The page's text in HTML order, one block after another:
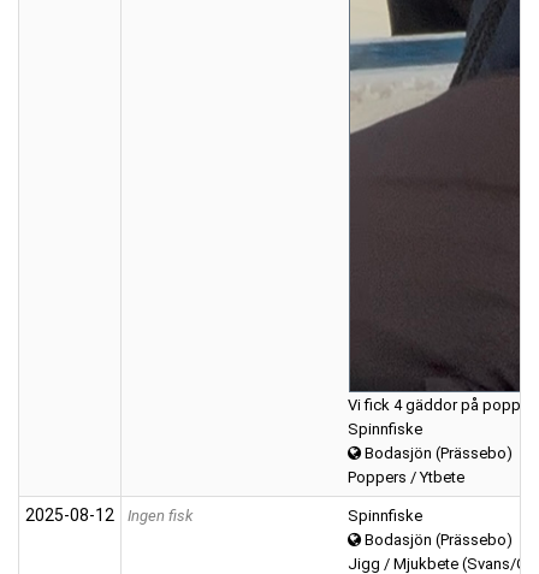
Vi fick 4 gäddor på popper
Spinnfiske
Bodasjön (Prässebo)
Poppers / Ytbete
2025‑08‑12 Ingen fisk
Spinnfiske
Bodasjön (Prässebo)
Jigg / Mjukbete (Svans/